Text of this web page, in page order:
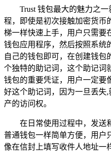
Trust 钱包最大的魅力之
程，即使是初次接触加密货币
梯一样快速上手，用户只需要
钱包应用程序，然后按照系统
自己的钱包即可，在创建钱包
个独特的助记词，这个助记词
钱包的重要凭证，用户一定要
好这个助记词，因为一旦丢失
产的访问权。
在日常使用过程中，发送
普通钱包一样简单方便，用户
像在信封上填写收件人地址一